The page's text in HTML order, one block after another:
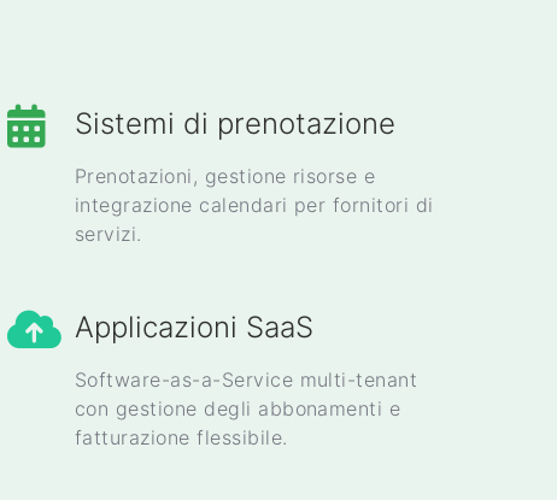
Sistemi di prenotazione
Prenotazioni, gestione risorse e
integrazione calendari per fornitori di
servizi.
Applicazioni SaaS
Software-as-a-Service multi-tenant
con gestione degli abbonamenti e
fatturazione flessibile.